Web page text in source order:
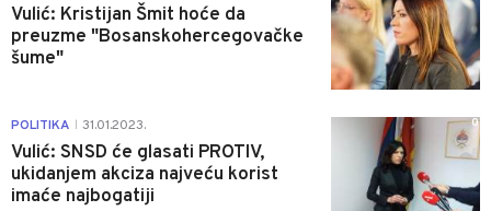
Vulić: Kristijan Šmit hoće da
preuzme "Bosanskohercegovačke
šume"
POLITIKA 31.01.2023.
Vulić: SNSD će glasati PROTIV,
ukidanjem akciza najveću korist
imaće najbogatiji
0